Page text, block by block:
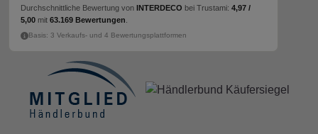
Durchschnittliche Bewertung von INTERDECO bei Trustami: 4,97 /
5,00 mit 63.169 Bewertungen
Basis: 3 Verkaufs- und 4 Bewertungsplattformen